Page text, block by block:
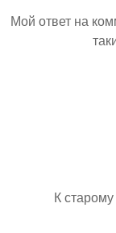
Мой ответ на
К